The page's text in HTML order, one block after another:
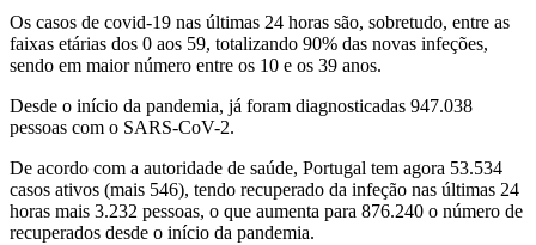
Os casos de covid-19 nas últimas 24 horas são, sobretudo, entre as
faixas etárias dos 0 aos 59, totalizando 90% das novas infeções,
sendo em maior número entre os 10 e os 39 anos.
Desde o início da pandemia, já foram diagnosticadas 947.038
pessoas com o SARS-CoV-2.
De acordo com a autoridade de saúde, Portugal tem agora 53.534
casos ativos (mais 546), tendo recuperado da infeção nas últimas 24
horas mais 3.232 pessoas, o que aumenta para 876.240 o número de
recuperados desde o início da pandemia.